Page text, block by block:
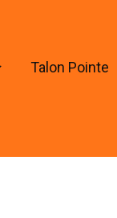
Talon Pointe